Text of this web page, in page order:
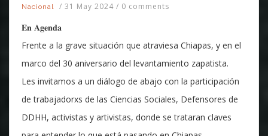
Nacional / 31 May 2024 / 0 comments
𝐄𝐧 𝐀𝐠𝐞𝐧𝐝𝐚
Frente a la grave situación que atraviesa Chiapas, y en el
marco del 30 aniversario del levantamiento zapatista.
Les invitamos a un diálogo de abajo con la participación
de trabajadorxs de las Ciencias Sociales, Defensores de
DDHH, activistas y artivistas, donde se trataran claves